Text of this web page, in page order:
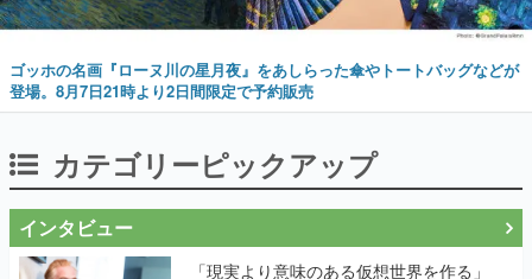
ゴッホの名画『ローヌ川の星月夜』をあしらった傘やトートバッグなどが
登場。8月7日21時より2日間限定で予約販売
カテゴリーピックアップ
インタビュー
「現実より意味のある仮想世界を作る」